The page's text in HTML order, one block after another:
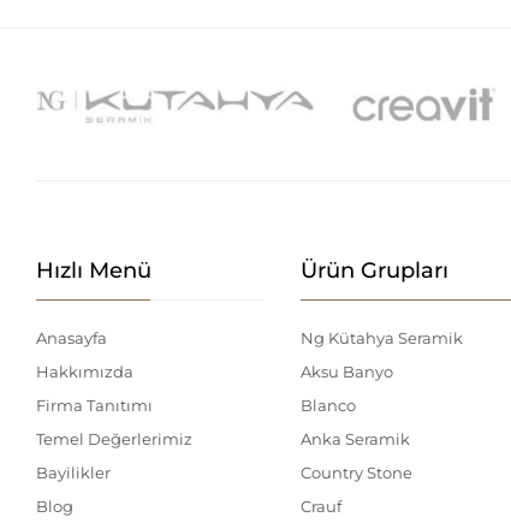
Hızlı Menü
Anasayfa
Hakkımızda
Firma Tanıtımı
Temel Değerlerimiz
Bayilikler
Blog
Ürün Grupları
Ng Kütahya Seramik
Aksu Banyo
Blanco
Anka Seramik
Country Stone
Crauf